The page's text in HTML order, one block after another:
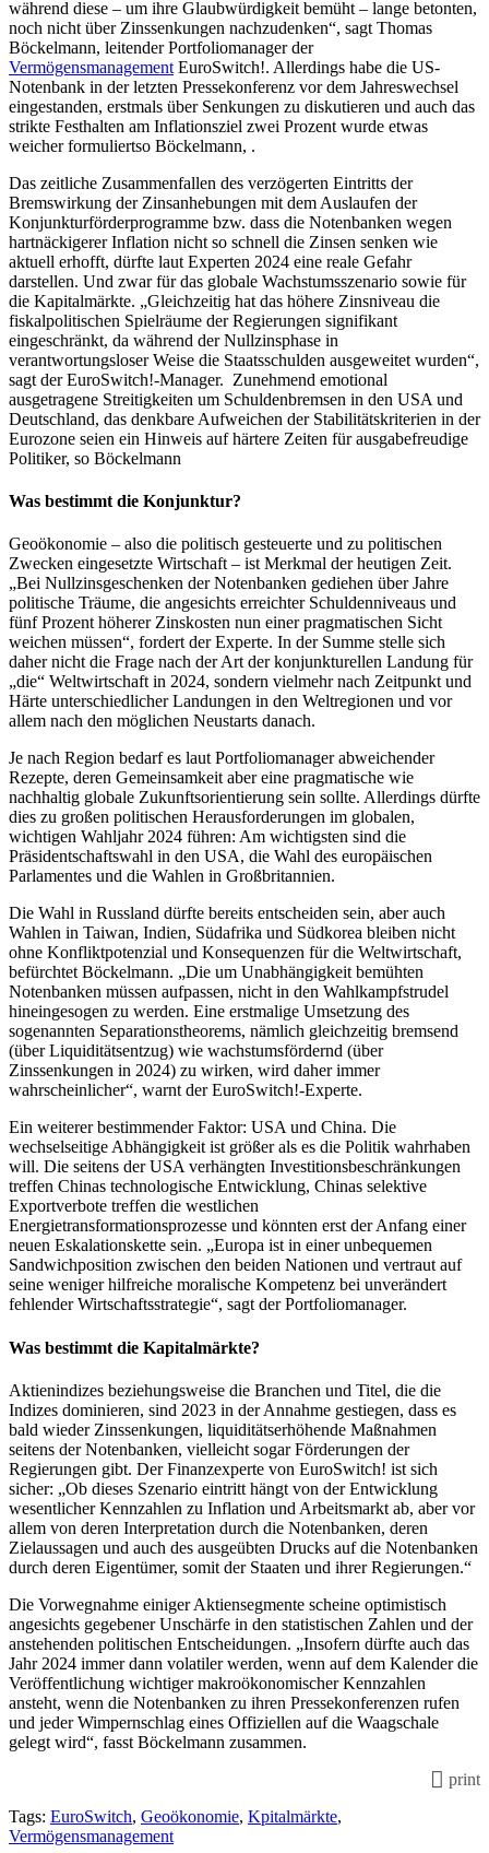
während diese – um ihre Glaubwürdigkeit bemüht – lange betonten,
noch nicht über Zinssenkungen nachzudenken“, sagt Thomas
Böckelmann, leitender Portfoliomanager der
Vermögensmanagement EuroSwitch!. Allerdings habe die US-
Notenbank in der letzten Pressekonferenz vor dem Jahreswechsel
eingestanden, erstmals über Senkungen zu diskutieren und auch das
strikte Festhalten am Inflationsziel zwei Prozent wurde etwas
weicher formuliertso Böckelmann, .
Das zeitliche Zusammenfallen des verzögerten Eintritts der
Bremswirkung der Zinsanhebungen mit dem Auslaufen der
Konjunkturförderprogramme bzw. dass die Notenbanken wegen
hartnäckigerer Inflation nicht so schnell die Zinsen senken wie
aktuell erhofft, dürfte laut Experten 2024 eine reale Gefahr
darstellen. Und zwar für das globale Wachstumsszenario sowie für
die Kapitalmärkte. „Gleichzeitig hat das höhere Zinsniveau die
fiskalpolitischen Spielräume der Regierungen signifikant
eingeschränkt, da während der Nullzinsphase in
verantwortungsloser Weise die Staatsschulden ausgeweitet wurden“,
sagt der EuroSwitch!-Manager. Zunehmend emotional
ausgetragene Streitigkeiten um Schuldenbremsen in den USA und
Deutschland, das denkbare Aufweichen der Stabilitätskriterien in der
Eurozone seien ein Hinweis auf härtere Zeiten für ausgabefreudige
Politiker, so Böckelmann
Was bestimmt die Konjunktur?
Geoökonomie – also die politisch gesteuerte und zu politischen
Zwecken eingesetzte Wirtschaft – ist Merkmal der heutigen Zeit.
„Bei Nullzinsgeschenken der Notenbanken gediehen über Jahre
politische Träume, die angesichts erreichter Schuldenniveaus und
fünf Prozent höherer Zinskosten nun einer pragmatischen Sicht
weichen müssen“, fordert der Experte. In der Summe stelle sich
daher nicht die Frage nach der Art der konjunkturellen Landung für
„die“ Weltwirtschaft in 2024, sondern vielmehr nach Zeitpunkt und
Härte unterschiedlicher Landungen in den Weltregionen und vor
allem nach den möglichen Neustarts danach.
Je nach Region bedarf es laut Portfoliomanager abweichender
Rezepte, deren Gemeinsamkeit aber eine pragmatische wie
nachhaltig globale Zukunftsorientierung sein sollte. Allerdings dürfte
dies zu großen politischen Herausforderungen im globalen,
wichtigen Wahljahr 2024 führen: Am wichtigsten sind die
Präsidentschaftswahl in den USA, die Wahl des europäischen
Parlamentes und die Wahlen in Großbritannien.
Die Wahl in Russland dürfte bereits entscheiden sein, aber auch
Wahlen in Taiwan, Indien, Südafrika und Südkorea bleiben nicht
ohne Konfliktpotenzial und Konsequenzen für die Weltwirtschaft,
befürchtet Böckelmann. „Die um Unabhängigkeit bemühten
Notenbanken müssen aufpassen, nicht in den Wahlkampfstrudel
hineingesogen zu werden. Eine erstmalige Umsetzung des
sogenannten Separationstheorems, nämlich gleichzeitig bremsend
(über Liquiditätsentzug) wie wachstumsfördernd (über
Zinssenkungen in 2024) zu wirken, wird daher immer
wahrscheinlicher“, warnt der EuroSwitch!-Experte.
Ein weiterer bestimmender Faktor: USA und China. Die
wechselseitige Abhängigkeit ist größer als es die Politik wahrhaben
will. Die seitens der USA verhängten Investitionsbeschränkungen
treffen Chinas technologische Entwicklung, Chinas selektive
Exportverbote treffen die westlichen
Energietransformationsprozesse und könnten erst der Anfang einer
neuen Eskalationskette sein. „Europa ist in einer unbequemen
Sandwichposition zwischen den beiden Nationen und vertraut auf
seine weniger hilfreiche moralische Kompetenz bei unverändert
fehlender Wirtschaftsstrategie“, sagt der Portfoliomanager.
Was bestimmt die Kapitalmärkte?
Aktienindizes beziehungsweise die Branchen und Titel, die die
Indizes dominieren, sind 2023 in der Annahme gestiegen, dass es
bald wieder Zinssenkungen, liquiditätserhöhende Maßnahmen
seitens der Notenbanken, vielleicht sogar Förderungen der
Regierungen gibt. Der Finanzexperte von EuroSwitch! ist sich
sicher: „Ob dieses Szenario eintritt hängt von der Entwicklung
wesentlicher Kennzahlen zu Inflation und Arbeitsmarkt ab, aber vor
allem von deren Interpretation durch die Notenbanken, deren
Zielaussagen und auch des ausgeübten Drucks auf die Notenbanken
durch deren Eigentümer, somit der Staaten und ihrer Regierungen.“
Die Vorwegnahme einiger Aktiensegmente scheine optimistisch
angesichts gegebener Unschärfe in den statistischen Zahlen und der
anstehenden politischen Entscheidungen. „Insofern dürfte auch das
Jahr 2024 immer dann volatiler werden, wenn auf dem Kalender die
Veröffentlichung wichtiger makroökonomischer Kennzahlen
ansteht, wenn die Notenbanken zu ihren Pressekonferenzen rufen
und jeder Wimpernschlag eines Offiziellen auf die Waagschale
gelegt wird“, fasst Böckelmann zusammen.
print
Tags: EuroSwitch, Geoökonomie, Kpitalmärkte,
Vermögensmanagement